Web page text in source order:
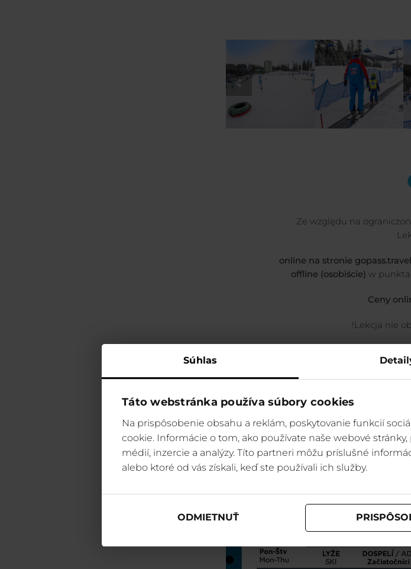
Súhlas
Táto webstránka používa súbory cookies
Na prispôsobenie obsahu a reklám, poskytovanie funkcií
cookie. Informácie o tom, ako používate naše webové
médií, inzercie a analýzy. Títo partneri môžu príslušné
alebo ktoré od vás získali, keď ste používali ich služby.
ODMIETNUŤ
Ze względu na
online na stronie
offline (osobiście) w
Ceny
!Lekcja nie